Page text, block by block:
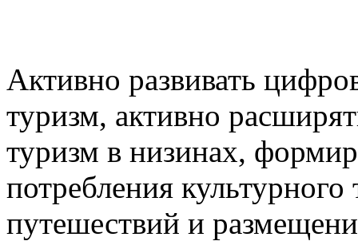
Активно развивать
туризм, активно
туризм в низинах,
потребления
путешествий и